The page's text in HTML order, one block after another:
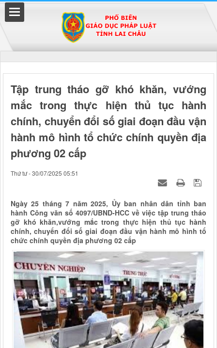
Tập trung tháo gỡ khó khăn, vướng
mắc trong thực hiện thủ tục hành
chính, chuyển đổi số giai đoạn đầu vận
hành mô hình tổ chức chính quyền địa
phương 02 cấp
Thứ tư - 30/07/2025 05:51
Ngày 25 tháng 7 năm 2025, Ủy ban nhân dân tỉnh ban
hành Công văn số 4097/UBND-HCC về việc tập trung tháo
gỡ khó khăn,vướng mắc trong thực hiện thủ tục hành
chính, chuyển đổi số giai đoạn đầu vận hành mô hình tổ
chức chính quyền địa phương 02 cấp
Đã kết nối EMC